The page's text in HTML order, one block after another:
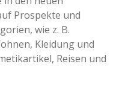
Prospekte und
wie z. B.
Kleidung und
Reisen und